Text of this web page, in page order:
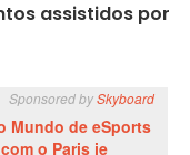
assistidos por